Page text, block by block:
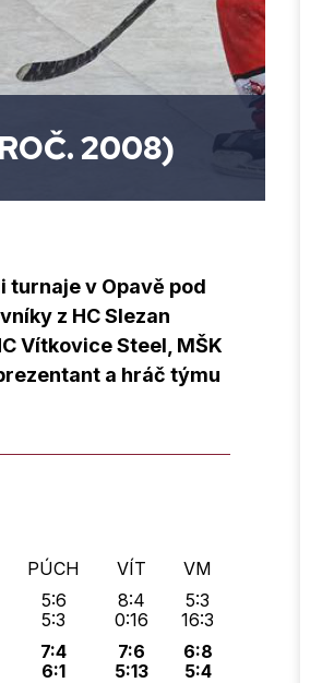
2008)
turnaje v Opavě pod
z HC Slezan
Vítkovice Steel, MŠK
a hráč týmu
PÚCH VÍT
VM
5:6
5:3
8:4
0:16
5:3
16:3
7:4
6:1
7:6
5:13
6:8
5:4